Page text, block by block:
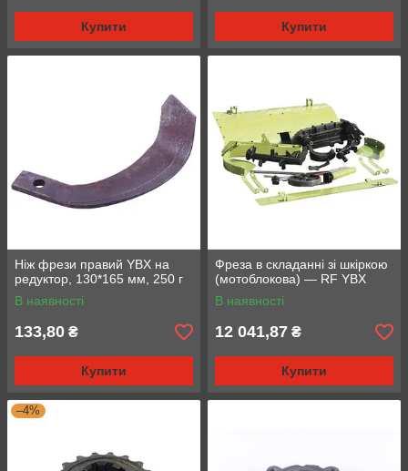
Купити Купити
Ніж фрези правий YBX на
редуктор, 130*165 мм, 250 г
В наявності
133,80 ₴
Купити
Фреза в складанні зі шкіркою
(мотоблокова) — RF YBX
В наявності
12 041,87 ₴
Купити
–4%